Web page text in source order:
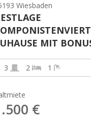
Wiesbaden
MIT
M²!
3 2 1
€